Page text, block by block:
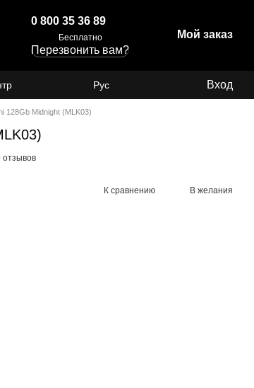
0 800 35 36 89
Бесплатно
Перезвонить вам?
Мой заказ
Рус Вход
128Gb Midnight (MLK03)
отзывов
К сравнению В желания